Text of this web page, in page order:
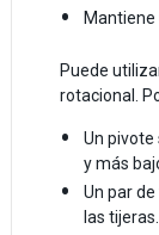
Mantiene
Puede
rotacional.
Un pivote
y más
Un par
las tijeras.